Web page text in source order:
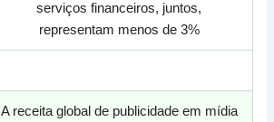
serviços financeiros, juntos,
representam menos de 3%
A receita global de publicidade em mídia